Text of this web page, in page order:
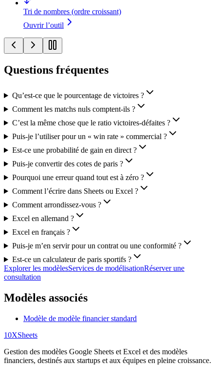
Tri de nombres (ordre croissant)
Ouvrir l’outil
Questions fréquentes
Qu’est-ce que le pourcentage de victoires ?
Comment les matchs nuls comptent-ils ?
C’est la même chose que le ratio victoires-défaites ?
Puis-je l’utiliser pour un « win rate » commercial ?
Est-ce une probabilité de gain en direct ?
Puis-je convertir des cotes de paris ?
Pourquoi une erreur quand tout est à zéro ?
Comment l’écrire dans Sheets ou Excel ?
Comment arrondissez-vous ?
Excel en allemand ?
Excel en français ?
Puis-je m’en servir pour un contrat ou une conformité ?
Est-ce un calculateur de paris sportifs ?
Explorer les modèlesServices de modélisationRéserver une
consultation
Modèles associés
Modèle de modèle financier standard
10XSheets
Gestion des modèles Google Sheets et Excel et des modèles
financiers, destinés aux startups et aux équipes en pleine croissance.